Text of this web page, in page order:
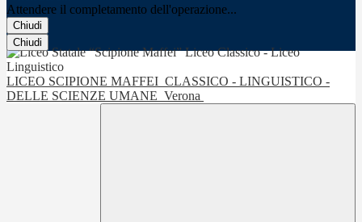
Attendere il completamento dell'operazione...
Chiudi
Chiudi
LICEO SCIPIONE MAFFEI CLASSICO - LINGUISTICO -
DELLE SCIENZE UMANE Verona